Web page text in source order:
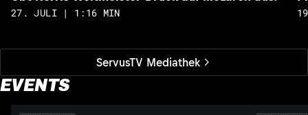
ServusTV Mediathek
27. JULI | 1:16 MIN
EVENTS